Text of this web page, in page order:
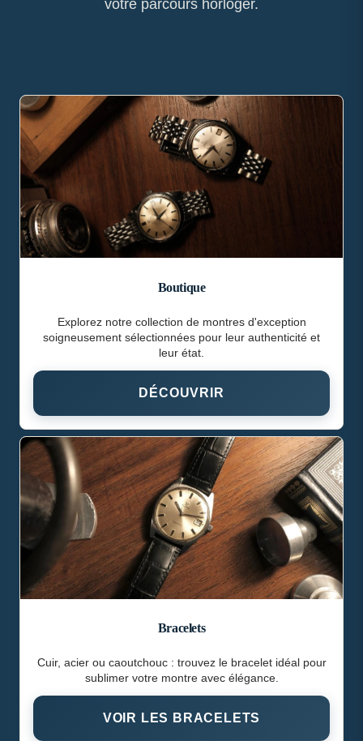
votre parcours horloger.
Boutique
Explorez notre collection de montres d'exception
soigneusement sélectionnées pour leur authenticité et
leur état.
DÉCOUVRIR
Bracelets
Cuir, acier ou caoutchouc : trouvez le bracelet idéal pour
sublimer votre montre avec élégance.
VOIR LES BRACELETS